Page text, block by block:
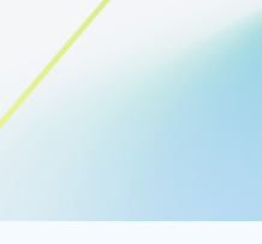
プリペイドで利
無料枠を超えて使用したサービス